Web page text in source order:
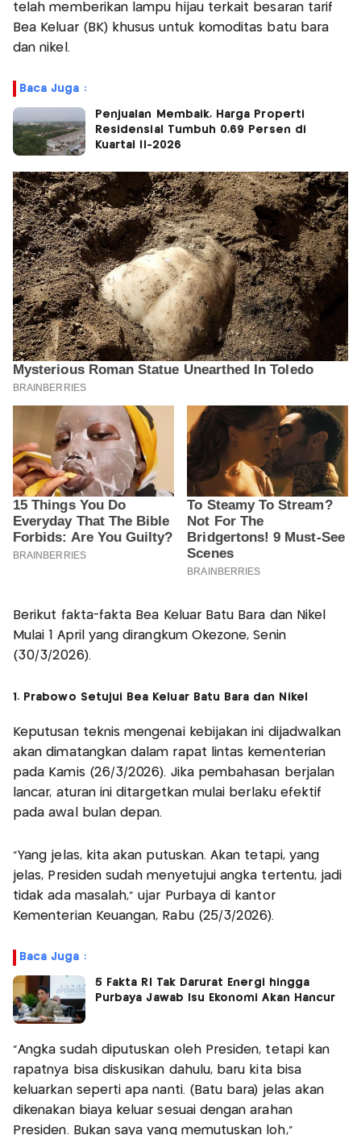
telah memberikan lampu hijau terkait besaran tarif
Bea Keluar (BK) khusus untuk komoditas batu bara
dan nikel.
Baca Juga :
Penjualan Membaik, Harga Properti
Residensial Tumbuh 0,69 Persen di
Kuartal II-2026
Berikut fakta-fakta Bea Keluar Batu Bara dan Nikel
Mulai 1 April yang dirangkum Okezone, Senin
(30/3/2026).
1. Prabowo Setujui Bea Keluar Batu Bara dan Nikel
Keputusan teknis mengenai kebijakan ini dijadwalkan
akan dimatangkan dalam rapat lintas kementerian
pada Kamis (26/3/2026). Jika pembahasan berjalan
lancar, aturan ini ditargetkan mulai berlaku efektif
pada awal bulan depan.
“Yang jelas, kita akan putuskan. Akan tetapi, yang
jelas, Presiden sudah menyetujui angka tertentu, jadi
tidak ada masalah,” ujar Purbaya di kantor
Kementerian Keuangan, Rabu (25/3/2026).
Baca Juga :
5 Fakta RI Tak Darurat Energi hingga
Purbaya Jawab Isu Ekonomi Akan Hancur
“Angka sudah diputuskan oleh Presiden, tetapi kan
rapatnya bisa diskusikan dahulu, baru kita bisa
keluarkan seperti apa nanti. (Batu bara) jelas akan
dikenakan biaya keluar sesuai dengan arahan
Presiden. Bukan saya yang memutuskan loh,"